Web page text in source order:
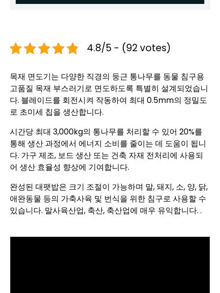
4.8/5 - (92 votes)
목재 면도기는 다양한 직경의 둥근 통나무를 동물 침구용
고품질 목재 부스러기로 면도하도록 특별히 설계되었습니
다. 블레이드를 회전시켜 작동하여 최대 0.5mm의 정밀도
로 초미세 칩을 생산합니다.
시간당 최대 3,000kg의 통나무를 처리할 수 있어 20%를
통해 생산 과정에서 에너지 소비를 줄이는 데 도움이 됩니
다. 가구 제조, 보드 생산 또는 건축 자재 전처리에 사용되
어 생산 효율성 향상에 기여합니다.
완성된 대팻밥은 크기 조절이 가능하며 말, 돼지, 소, 양, 닭,
애완동물 등의 가축사육 및 번식을 위한 침구로 사용할 수
있습니다. 말사육산업, 축산, 축산업에 매우 유익합니다. .